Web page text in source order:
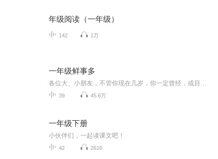
年级阅读（一年级）
142 1万
一年级鲜事多
39 45.6万
一年级下册
小伙伴们，一起读课文吧！
42 2616